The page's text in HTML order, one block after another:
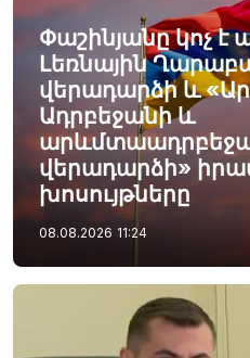
Փաշինյանը կոչ է
Լեռնային
վերադարձի և
Ադրբեջանի և
վերադարձի»
խոսույթները
08.08.2026 11:24